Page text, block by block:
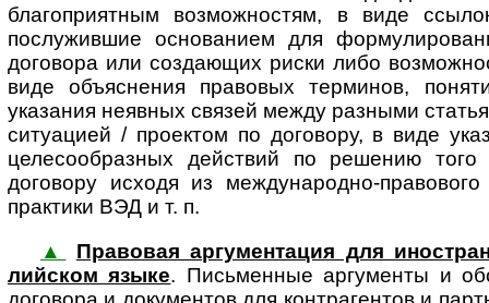
благоприятным возможностям, в виде
послужившие основанием для
договора или создающих риски либо
виде объяснения правовых терминов,
указания неявных связей между разными
ситуацией / проектом по договору, в виде
целесообразных действий по решению
договору исходя из международно-
практики ВЭД и т. п.
▲
Правовая аргументация для
лий­ском язы­ке. Пись­мен­ные ар­гу­мен­ты и